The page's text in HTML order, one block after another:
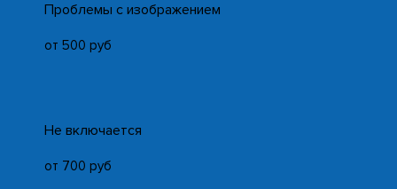
Проблемы с изображением
от 500 руб
Не включается
от 700 руб